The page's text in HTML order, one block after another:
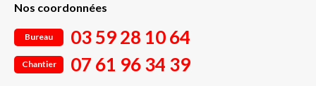
Nos coordonnées
Bureau 03 59 28 10 64
Chantier 07 61 96 34 39